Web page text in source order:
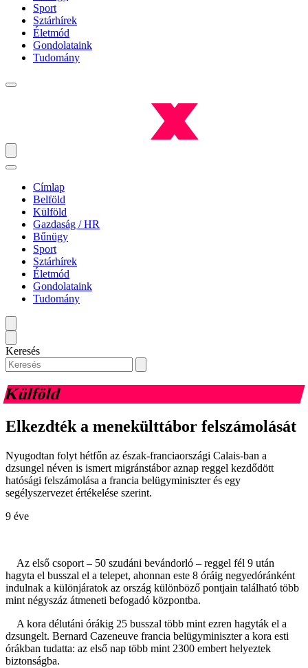
Sport
Sztárhírek
Életmód
Gondolataink
Tudomány
Címlap
Belföld
Külföld
Gazdaság / HR
Bűnügy
Sport
Sztárhírek
Életmód
Gondolataink
Tudomány
Keresés
Külföld
Elkezdték a menekülttábor felszámolását
Nyugodtan folyt hétfőn az észak-franciaországi Calais-ban a
dzsungel néven is ismert migránstábor aznap reggel kezdődött
hatósági felszámolása a francia belügyminiszter és egy
segélyszervezet értékelése szerint.
9 éve
Az első csoport – 50 szudáni bevándorló – reggel fél 9 után
hagyta el busszal el a telepet, ahonnan este 8 óráig negyedóránként
indulnak a különjáratok az ország különböző pontjain található több
mint négyszáz átmeneti befogadó központba.
A kora délutáni órákig 25 busszal több mint ezren hagyták el a
dzsungelt. Bernard Cazeneuve francia belügyminiszter a kora esti
órákban tudatta: az első nap több mint 2300 embert helyeztek
biztonságba.